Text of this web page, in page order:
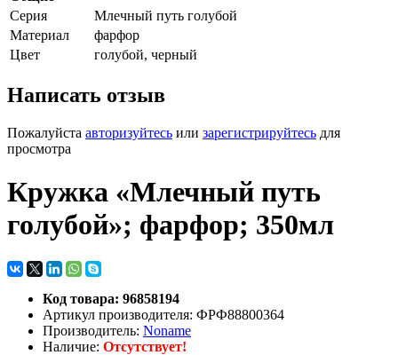
Серия
Млечный путь голубой
Материал
фарфор
Цвет
голубой, черный
Написать отзыв
Пожалуйста авторизуйтесь или зарегистрируйтесь для
просмотра
Кружка «Млечный путь
голубой»; фарфор; 350мл
Код товара: 96858194
Артикул производителя: ФРФ88800364
Производитель: Noname
Наличие: Отсутствует!